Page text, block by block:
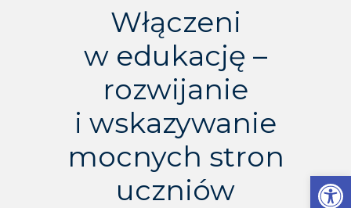
Otwórz pasek narzędzi
Włączeni
w edukację –
rozwijanie
i wskazywanie
mocnych stron
uczniów